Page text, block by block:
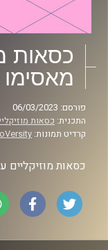
כסאות
מאסימו
פורסם: 06/03/2023
התכנית: כסאות
קרדיט תמונות:
כסאות מוזיקליים